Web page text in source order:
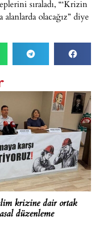
sıraladı, “‘Krizin
alanlarda olacağız” diye
krizine dair ortak
düzenleme